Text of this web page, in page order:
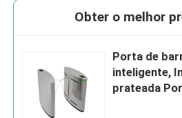
Obter o melhor
Porta de
inteligente,
prateada